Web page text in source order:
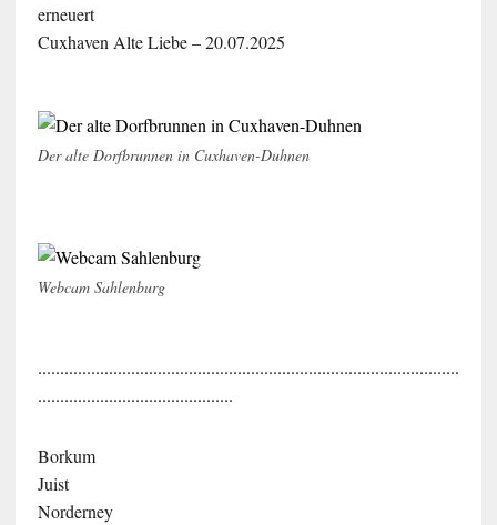
erneuert
Cuxhaven Alte Liebe – 20.07.2025
Der alte Dorfbrunnen in Cuxhaven-Duhnen
Webcam Sahlenburg
...............................................................................................
............................................
Borkum
Juist
Norderney